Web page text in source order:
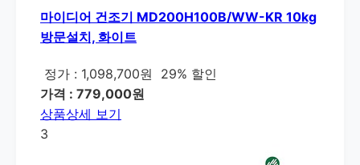
마이디어 건조기 MD200H100B/WW-KR 10kg
방문설치, 화이트
정가 : 1,098,700원
29% 할인
가격 : 779,000원
상품상세 보기
3